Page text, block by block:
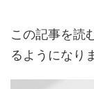
この記事を読
るようになり